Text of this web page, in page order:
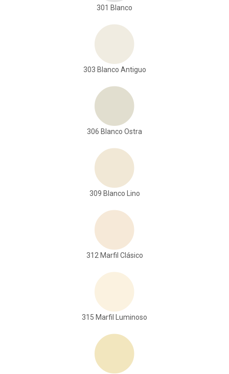
301 Blanco
303 Blanco Antiguo
306 Blanco Ostra
309 Blanco Lino
312 Marfil Clásico
315 Marfil Luminoso